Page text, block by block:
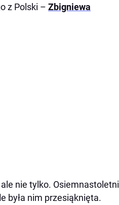
z Polski – Zbigniewa
nie tylko. Osiemnastoletni
była nim przesiąknięta.